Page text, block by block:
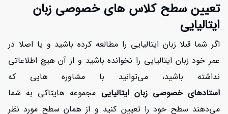
تعیین سطح کلاس های خصوصی زبان
ایتالیایی
اگر شما قبلا زبان ایتالیایی را مطالعه کرده باشید و یا اصلا در
عمر خود زبان ایتالیایی را نخوانده باشید و از آن هیچ اطلاعاتی
نداشته باشید، می‌توانید با مشاوره هایی که
استادهای خصوصی زبان ایتالیایی مجموعه هایتاکی به شما
می‌دهند سطح خود را تعیین کنید و از همان سطح مورد نظر